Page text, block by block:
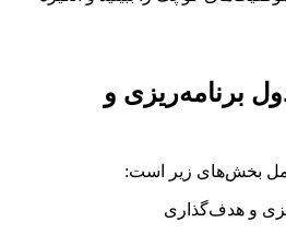
برنامه‌ریزی و
بخش‌های زیر است:
و هدف‌گذاری